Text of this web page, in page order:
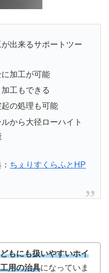
出来るサポートツー
加工が可能
工もできる
の処理も可能
から大径ローハイト
ちぇりすくらふとHP
もにも扱いやすいホイ
用の治具になっていま